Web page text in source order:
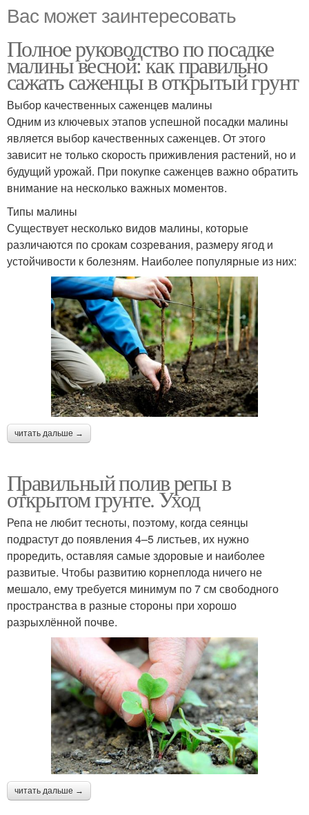
Вас может заинтересовать
Полное руководство по посадке
малины весной: как правильно
сажать саженцы в открытый грунт
Выбор качественных саженцев малины
Одним из ключевых этапов успешной посадки малины
является выбор качественных саженцев. От этого
зависит не только скорость приживления растений, но и
будущий урожай. При покупке саженцев важно обратить
внимание на несколько важных моментов.
Типы малины
Существует несколько видов малины, которые
различаются по срокам созревания, размеру ягод и
устойчивости к болезням. Наиболее популярные из них:
читать дальше →
Правильный полив репы в
открытом грунте. Уход
Репа не любит тесноты, поэтому, когда сеянцы
подрастут до появления 4–5 листьев, их нужно
проредить, оставляя самые здоровые и наиболее
развитые. Чтобы развитию корнеплода ничего не
мешало, ему требуется минимум по 7 см свободного
пространства в разные стороны при хорошо
разрыхлённой почве.
читать дальше →